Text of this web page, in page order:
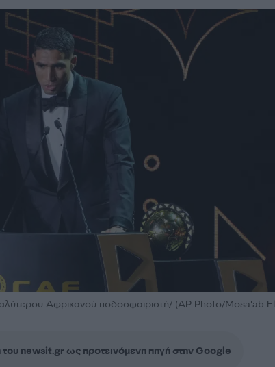
Αφρικανού ποδοσφαιριστή/ (AP Photo/Mosa'ab
newsit.gr ως προτεινόμενη πηγή στην Google